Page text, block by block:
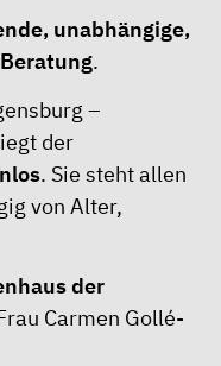
unabhängige,
.
–
der
. Sie steht allen
von Alter,
der
Carmen Gollé-